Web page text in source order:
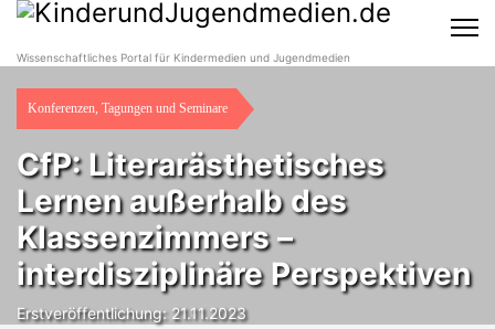
Wissenschaftliches Portal für Kindermedien und Jugendmedien
Konferenzen, Tagungen und Seminare
CfP: Literarästhetisches
Lernen außerhalb des
Klassenzimmers –
interdisziplinäre Perspektiven
Erstveröffentlichung: 21.11.2023